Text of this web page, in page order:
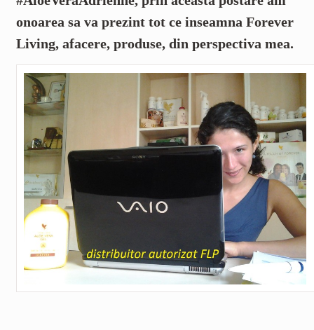
onoarea sa va prezint tot ce inseamna Forever
Living, afacere, produse, din perspectiva mea.